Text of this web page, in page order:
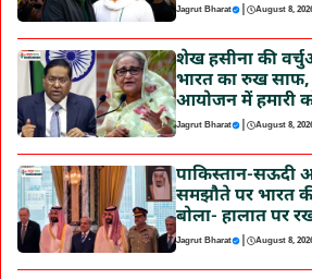
Jagrut Bharat | August 8,
शेख हसीना की
भारत का रुख साफ,
आयोजन में हमारी
Jagrut Bharat | August 8,
पाकिस्तान-सऊदी
समझौते पर भारत
बोला- हालात पर
Jagrut Bharat | August 8,